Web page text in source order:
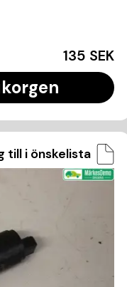
135 SEK
till i önskelista